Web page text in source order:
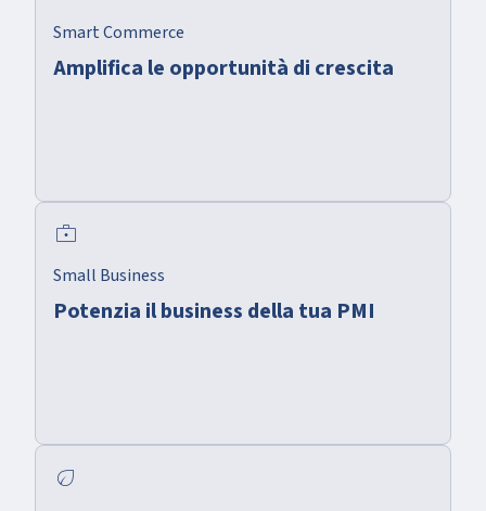
Smart Commerce
Amplifica le opportunità di crescita
enterprise
Small Business
Potenzia il business della tua PMI
eco